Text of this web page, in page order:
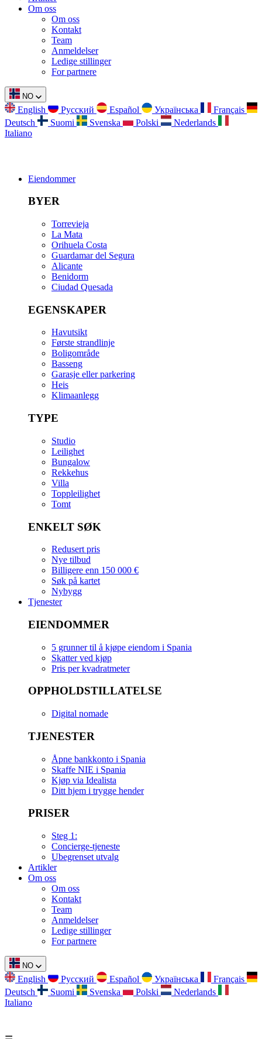
Om oss
Om oss
Kontakt
Team
Anmeldelser
Ledige stillinger
For partnere
NO
English Русский Español Українська
Français
Deutsch
Suomi Svenska Polski
Nederlands
Italiano
Eiendommer
BYER
Torrevieja
La Mata
Orihuela Costa
Guardamar del Segura
Alicante
Benidorm
Ciudad Quesada
EGENSKAPER
Havutsikt
Første strandlinje
Boligområde
Basseng
Garasje eller parkering
Heis
Klimaanlegg
TYPE
Studio
Leilighet
Bungalow
Rekkehus
Villa
Toppleilighet
Tomt
ENKELT SØK
Redusert pris
Nye tilbud
Billigere enn 150 000 €
Søk på kartet
Nybygg
Tjenester
EIENDOMMER
5 grunner til å kjøpe eiendom i Spania
Skatter ved kjøp
Pris per kvadratmeter
OPPHOLDSTILLATELSE
Digital nomade
TJENESTER
Åpne bankkonto i Spania
Skaffe NIE i Spania
Kjøp via Idealista
Ditt hjem i trygge hender
PRISER
Steg 1:
Concierge-tjeneste
Ubegrenset utvalg
Artikler
Om oss
Om oss
Kontakt
Team
Anmeldelser
Ledige stillinger
For partnere
NO
English Русский Español Українська
Français
Deutsch
Suomi Svenska Polski
Nederlands
Italiano